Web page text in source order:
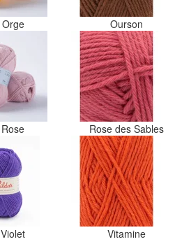
Orge Ourson
Rose Rose des Sables
Violet Vitamine